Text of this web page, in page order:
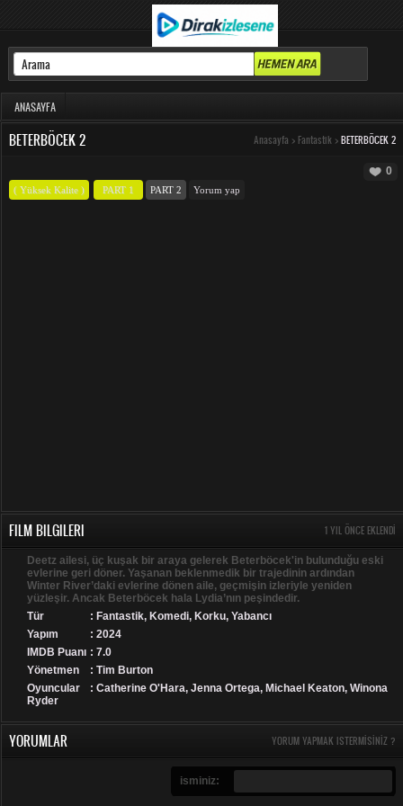
ANASAYFA
BETERBÖCEK 2 Anasayfa > Fantastik > BETERBÖCEK 2
0
( Yüksek Kalite ) PART 1 PART 2 Yorum yap
FILM BILGILERI 1 YIL ÖNCE EKLENDI
Deetz ailesi, üç kuşak bir araya gelerek Beterböcek'in bulunduğu eski
evlerine geri döner. Yaşanan beklenmedik bir trajedinin ardından
Winter River’daki evlerine dönen aile, geçmişin izleriyle yeniden
yüzleşir. Ancak Beterböcek hala Lydia’nın peşindedir.
Tür
: Fantastik, Komedi, Korku, Yabancı
Yapım
: 2024
IMDB Puanı : 7.0
Yönetmen
: Tim Burton
Oyuncular
: Catherine O'Hara, Jenna Ortega, Michael Keaton, Winona
Ryder
YORUMLAR YORUM YAPMAK ISTERMISINIZ ?
isminiz: